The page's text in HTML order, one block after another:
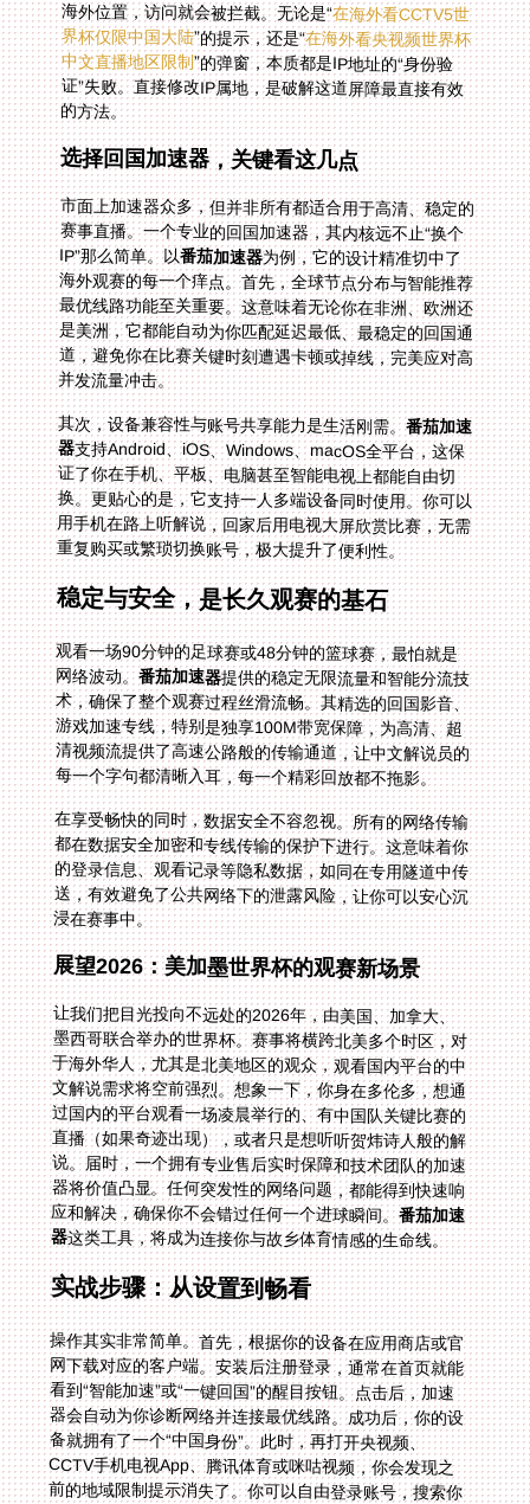
海外位置，访问就会被拦截。无论是“在海外看CCTV5世
界杯仅限中国大陆”的提示，还是“在海外看央视频世界杯
中文直播地区限制”的弹窗，本质都是IP地址的“身份验
证”失败。直接修改IP属地，是破解这道屏障最直接有效
的方法。
选择回国加速器，关键看这几点
市面上加速器众多，但并非所有都适合用于高清、稳定的
赛事直播。一个专业的回国加速器，其内核远不止“换个
IP”那么简单。以番茄加速器为例，它的设计精准切中了
海外观赛的每一个痒点。首先，全球节点分布与智能推荐
最优线路功能至关重要。这意味着无论你在非洲、欧洲还
是美洲，它都能自动为你匹配延迟最低、最稳定的回国通
道，避免你在比赛关键时刻遭遇卡顿或掉线，完美应对高
并发流量冲击。
其次，设备兼容性与账号共享能力是生活刚需。番茄加速
器支持Android、iOS、Windows、macOS全平台，这保
证了你在手机、平板、电脑甚至智能电视上都能自由切
换。更贴心的是，它支持一人多端设备同时使用。你可以
用手机在路上听解说，回家后用电视大屏欣赏比赛，无需
重复购买或繁琐切换账号，极大提升了便利性。
稳定与安全，是长久观赛的基石
观看一场90分钟的足球赛或48分钟的篮球赛，最怕就是
网络波动。番茄加速器提供的稳定无限流量和智能分流技
术，确保了整个观赛过程丝滑流畅。其精选的回国影音、
游戏加速专线，特别是独享100M带宽保障，为高清、超
清视频流提供了高速公路般的传输通道，让中文解说员的
每一个字句都清晰入耳，每一个精彩回放都不拖影。
在享受畅快的同时，数据安全不容忽视。所有的网络传输
都在数据安全加密和专线传输的保护下进行。这意味着你
的登录信息、观看记录等隐私数据，如同在专用隧道中传
送，有效避免了公共网络下的泄露风险，让你可以安心沉
浸在赛事中。
展望2026：美加墨世界杯的观赛新场景
让我们把目光投向不远处的2026年，由美国、加拿大、
墨西哥联合举办的世界杯。赛事将横跨北美多个时区，对
于海外华人，尤其是北美地区的观众，观看国内平台的中
文解说需求将空前强烈。想象一下，你身在多伦多，想通
过国内的平台观看一场凌晨举行的、有中国队关键比赛的
直播（如果奇迹出现），或者只是想听听贺炜诗人般的解
说。届时，一个拥有专业售后实时保障和技术团队的加速
器将价值凸显。任何突发性的网络问题，都能得到快速响
应和解决，确保你不会错过任何一个进球瞬间。番茄加速
器这类工具，将成为连接你与故乡体育情感的生命线。
实战步骤：从设置到畅看
操作其实非常简单。首先，根据你的设备在应用商店或官
网下载对应的客户端。安装后注册登录，通常在首页就能
看到“智能加速”或“一键回国”的醒目按钮。点击后，加速
器会自动为你诊断网络并连接最优线路。成功后，你的设
备就拥有了一个“中国身份”。此时，再打开央视频、
CCTV手机电视App、腾讯体育或咪咕视频，你会发现之
前的地域限制提示消失了。你可以自由登录账号，搜索你
想看的比赛，无论是NBA季后赛、英超联赛，还是未来的